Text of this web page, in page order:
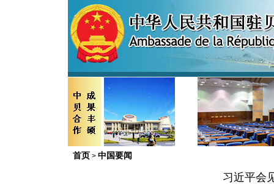
首页 > 中国要闻
习近平会